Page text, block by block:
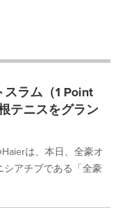
ラム（1 Point
テニスをグラン
は、本日、全豪オ
アチブである「全豪